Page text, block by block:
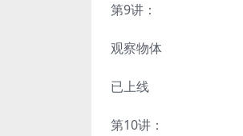
第9讲：
观察物体
已上线
第10讲：